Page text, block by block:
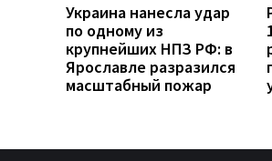
Украина нанесла удар
по одному из
крупнейших НПЗ РФ: в
Ярославле разразился
масштабный пожар